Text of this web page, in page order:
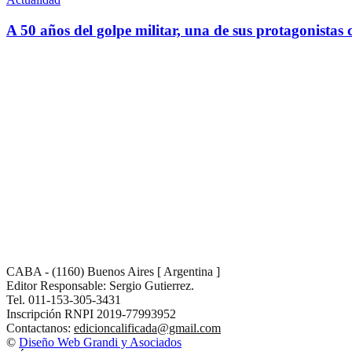
A 50 años del golpe militar, una de sus protagonistas
CABA - (1160) Buenos Aires [ Argentina ]
Editor Responsable: Sergio Gutierrez.
Tel. 011-153-305-3431
Inscripción RNPI 2019-77993952
Contactanos: edicioncalificada@gmail.com
© Diseño Web Grandi y Asociados